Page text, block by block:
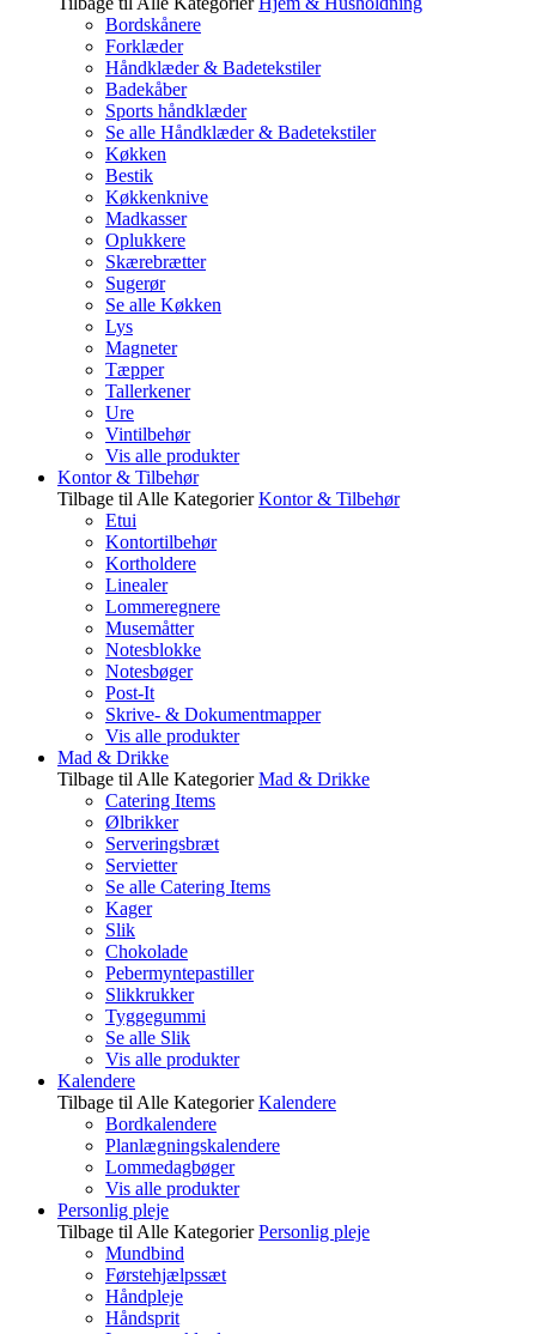
Bordskånere
Forklæder
Håndklæder & Badetekstiler
Badekåber
Sports håndklæder
Se alle Håndklæder & Badetekstiler
Køkken
Bestik
Køkkenknive
Madkasser
Oplukkere
Skærebrætter
Sugerør
Se alle Køkken
Lys
Magneter
Tæpper
Tallerkener
Ure
Vintilbehør
Vis alle produkter
Kontor & Tilbehør
Tilbage til Alle Kategorier Kontor & Tilbehør
Etui
Kontortilbehør
Kortholdere
Linealer
Lommeregnere
Musemåtter
Notesblokke
Notesbøger
Post-It
Skrive- & Dokumentmapper
Vis alle produkter
Mad & Drikke
Tilbage til Alle Kategorier Mad & Drikke
Catering Items
Ølbrikker
Serveringsbræt
Servietter
Se alle Catering Items
Kager
Slik
Chokolade
Pebermyntepastiller
Slikkrukker
Tyggegummi
Se alle Slik
Vis alle produkter
Kalendere
Tilbage til Alle Kategorier Kalendere
Bordkalendere
Planlægningskalendere
Lommedagbøger
Vis alle produkter
Personlig pleje
Tilbage til Alle Kategorier Personlig pleje
Mundbind
Førstehjælpssæt
Håndpleje
Håndsprit